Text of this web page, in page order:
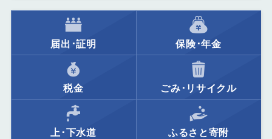
届出･証明 保険･年金
税金 ごみ･リサイクル
上･下水道 ふるさと寄附